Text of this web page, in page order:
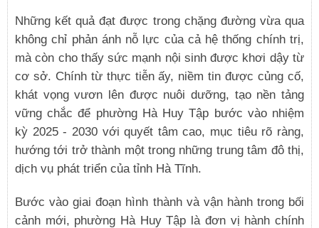
Những kết quả đạt được trong chặng đường vừa qua
không chỉ phản ánh nỗ lực của cả hệ thống chính trị,
mà còn cho thấy sức mạnh nội sinh được khơi dậy từ
cơ sở. Chính từ thực tiễn ấy, niềm tin được củng cố,
khát vọng vươn lên được nuôi dưỡng, tạo nền tảng
vững chắc để phường Hà Huy Tập bước vào nhiệm
kỳ 2025 - 2030 với quyết tâm cao, mục tiêu rõ ràng,
hướng tới trở thành một trong những trung tâm đô thị,
dịch vụ phát triển của tỉnh Hà Tĩnh.
Bước vào giai đoạn hình thành và vận hành trong bối
cảnh mới, phường Hà Huy Tập là đơn vị hành chính